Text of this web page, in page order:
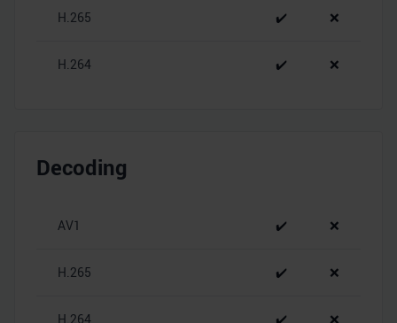
H.265 ✔️ ❌
H.264 ✔️ ❌
Decoding
AV1 ✔️ ❌
H.265 ✔️ ❌
H.264 ✔️ ❌